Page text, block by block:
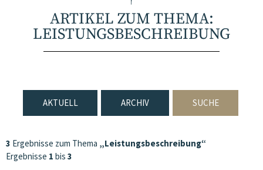
ARTIKEL ZUM THEMA:
LEISTUNGSBESCHREIBUNG
AKTUELL ARCHIV SUCHE
3 Ergebnisse zum Thema „Leistungsbeschreibung“
Ergebnisse 1 bis 3